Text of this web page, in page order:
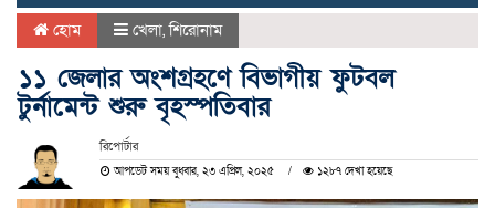
হোম খেলা,শিরোনাম
১১ জেলার অংশগ্রহণে বিভাগীয় ফুটবল
টুর্নামেন্ট শুরু বৃহস্পতিবার
রিপোর্টার
আপডেট সময় বুধবার, ২৩ এপ্রিল, ২০২৫ ১২৮৭ দেখা হয়েছে